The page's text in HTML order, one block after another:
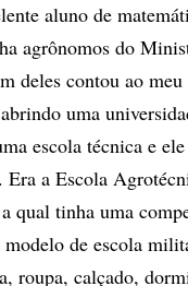
aluno de
agrônomos do
deles contou ao
uma
escola técnica e
Era a Escola
qual tinha uma
modelo de escola
roupa, calçado,